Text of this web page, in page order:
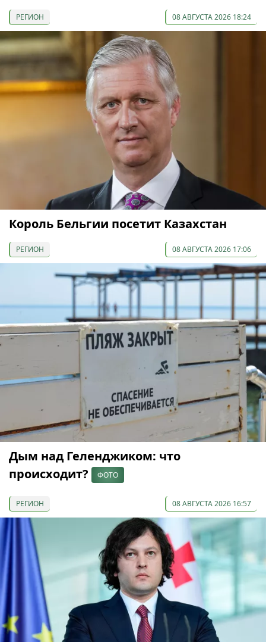
РЕГИОН 08 АВГУСТА 2026 18:24
Король Бельгии посетит Казахстан
РЕГИОН 08 АВГУСТА 2026 17:06
Дым над Геленджиком: что
происходит?
ФОТО
РЕГИОН 08 АВГУСТА 2026 16:57